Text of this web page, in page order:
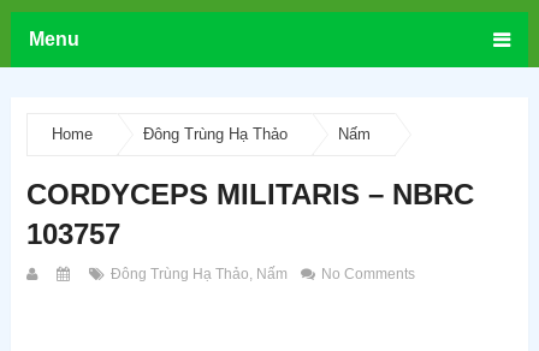
Menu
Home Đông Trùng Hạ Thảo Nấm
CORDYCEPS MILITARIS – NBRC
103757
Đông Trùng Hạ Thảo, Nấm No Comments